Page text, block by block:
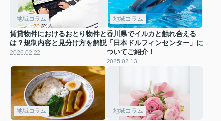
地域コラム
賃貸物件におけるおとり物件と
は？規制内容と見分け方を解説
2026.02.22
地域コラム
香川県でイルカと触れ合える
「日本ドルフィンセンター」に
ついてご紹介！
2025.02.13
地域コラム 地域コラム